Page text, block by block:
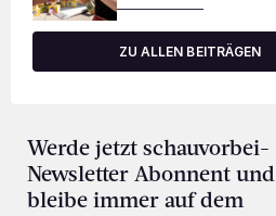
ZU ALLEN BEITRÄGEN
Werde jetzt schauvorbei-
Newsletter Abonnent und
bleibe immer auf dem